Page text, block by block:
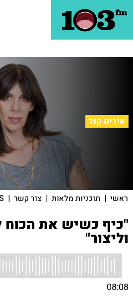
איריס קול
ראשי | תוכניות מלאות | צור קשר |
"כיף כשיש את הכוח
וליצור"
08:08